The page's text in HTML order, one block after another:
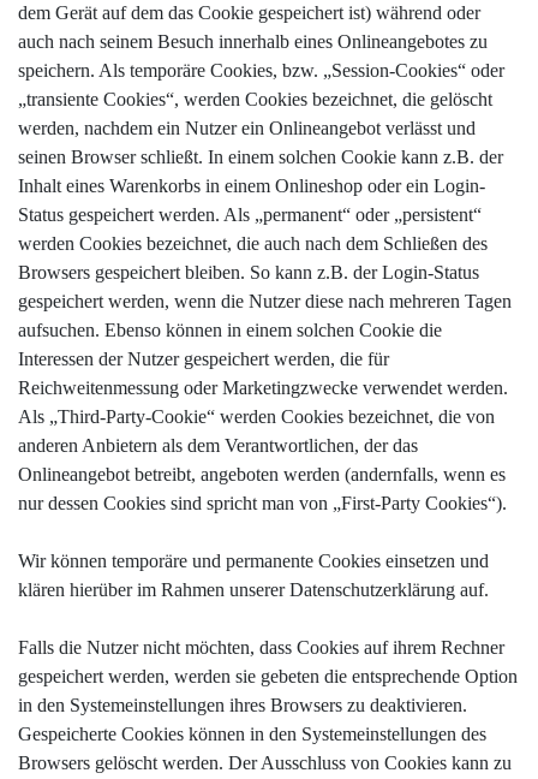
dem Gerät auf dem das Cookie gespeichert ist) während oder
auch nach seinem Besuch innerhalb eines Onlineangebotes zu
speichern. Als temporäre Cookies, bzw. „Session-Cookies“ oder
„transiente Cookies“, werden Cookies bezeichnet, die gelöscht
werden, nachdem ein Nutzer ein Onlineangebot verlässt und
seinen Browser schließt. In einem solchen Cookie kann z.B. der
Inhalt eines Warenkorbs in einem Onlineshop oder ein Login-
Status gespeichert werden. Als „permanent“ oder „persistent“
werden Cookies bezeichnet, die auch nach dem Schließen des
Browsers gespeichert bleiben. So kann z.B. der Login-Status
gespeichert werden, wenn die Nutzer diese nach mehreren Tagen
aufsuchen. Ebenso können in einem solchen Cookie die
Interessen der Nutzer gespeichert werden, die für
Reichweitenmessung oder Marketingzwecke verwendet werden.
Als „Third-Party-Cookie“ werden Cookies bezeichnet, die von
anderen Anbietern als dem Verantwortlichen, der das
Onlineangebot betreibt, angeboten werden (andernfalls, wenn es
nur dessen Cookies sind spricht man von „First-Party Cookies“).
Wir können temporäre und permanente Cookies einsetzen und
klären hierüber im Rahmen unserer Datenschutzerklärung auf.
Falls die Nutzer nicht möchten, dass Cookies auf ihrem Rechner
gespeichert werden, werden sie gebeten die entsprechende Option
in den Systemeinstellungen ihres Browsers zu deaktivieren.
Gespeicherte Cookies können in den Systemeinstellungen des
Browsers gelöscht werden. Der Ausschluss von Cookies kann zu